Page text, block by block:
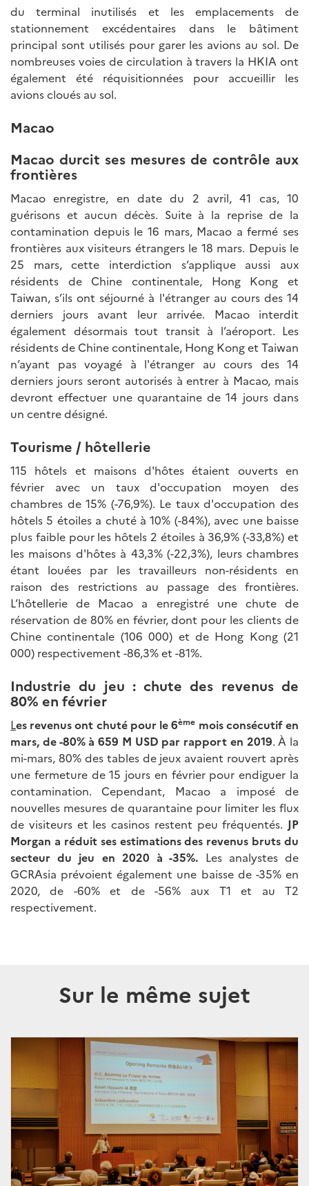
du terminal inutilisés et les emplacements de
stationnement excédentaires dans le bâtiment
principal sont utilisés pour garer les avions au sol. De
nombreuses voies de circulation à travers la HKIA ont
également été réquisitionnées pour accueillir les
avions cloués au sol.
Macao
Macao durcit ses mesures de contrôle aux
frontières
Macao enregistre, en date du 2 avril, 41 cas, 10
guérisons et aucun décès. Suite à la reprise de la
contamination depuis le 16 mars, Macao a fermé ses
frontières aux visiteurs étrangers le 18 mars. Depuis le
25 mars, cette interdiction s’applique aussi aux
résidents de Chine continentale, Hong Kong et
Taiwan, s’ils ont séjourné à l'étranger au cours des 14
derniers jours avant leur arrivée. Macao interdit
également désormais tout transit à l’aéroport. Les
résidents de Chine continentale, Hong Kong et Taiwan
n’ayant pas voyagé à l'étranger au cours des 14
derniers jours seront autorisés à entrer à Macao, mais
devront effectuer une quarantaine de 14 jours dans
un centre désigné.
Tourisme / hôtellerie
115 hôtels et maisons d'hôtes étaient ouverts en
février avec un taux d'occupation moyen des
chambres de 15% (-76,9%). Le taux d'occupation des
hôtels 5 étoiles a chuté à 10% (-84%), avec une baisse
plus faible pour les hôtels 2 étoiles à 36,9% (-33,8%) et
les maisons d'hôtes à 43,3% (-22,3%), leurs chambres
étant louées par les travailleurs non-résidents en
raison des restrictions au passage des frontières.
L’hôtellerie de Macao a enregistré une chute de
réservation de 80% en février, dont pour les clients de
Chine continentale (106 000) et de Hong Kong (21
000) respectivement -86,3% et -81%.
Industrie du jeu : chute des revenus de
80% en février
Les revenus ont chuté pour le 6ème mois consécutif en
mars, de -80% à 659 M USD par rapport en 2019. À la
mi-mars, 80% des tables de jeux avaient rouvert après
une fermeture de 15 jours en février pour endiguer la
contamination. Cependant, Macao a imposé de
nouvelles mesures de quarantaine pour limiter les flux
de visiteurs et les casinos restent peu fréquentés. JP
Morgan a réduit ses estimations des revenus bruts du
secteur du jeu en 2020 à -35%. Les analystes de
GCRAsia prévoient également une baisse de -35% en
2020, de -60% et de -56% aux T1 et au T2
respectivement.
Sur le même sujet